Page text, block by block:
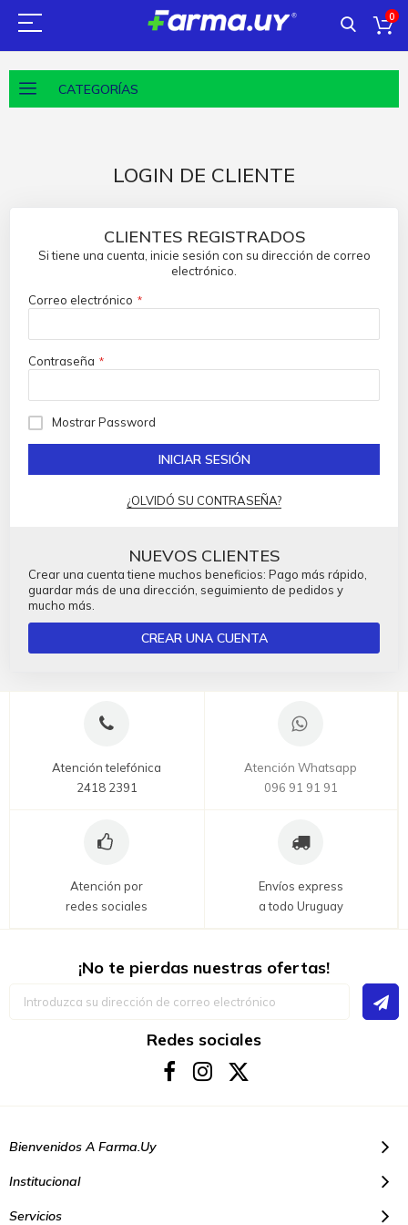
0
CATEGORÍAS
LOGIN DE CLIENTE
CLIENTES REGISTRADOS
Si tiene una cuenta, inicie sesión con su dirección de correo
electrónico.
Correo electrónico
Contraseña
Mostrar Password
INICIAR SESIÓN
¿OLVIDÓ SU CONTRASEÑA?
NUEVOS CLIENTES
Crear una cuenta tiene muchos beneficios: Pago más rápido,
guardar más de una dirección, seguimiento de pedidos y
mucho más.
CREAR UNA CUENTA
Atención telefónica
2418 2391
Atención Whatsapp
096 91 91 91
Atención por
redes sociales
Envíos express
a todo Uruguay
¡No te pierdas nuestras ofertas!
Redes sociales
Bienvenidos A Farma.uy
Institucional
Servicios